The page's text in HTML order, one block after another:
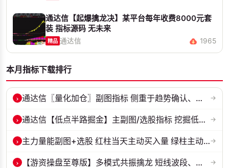
通达信【起爆擒龙决】某平台每年收费8000元套
装 指标源码 无未来
精品 通达信 1965
本月指标下载排行
› 通达信〖量化加仓〗副图指标 侧重于趋势确认、量能配合与高低位反转信号... →
› 通达信【低点半路掘金】主副图/选股指标 挖掘低吸 半路下跌低吸思路 源... →
› 主力量能副图+选股 红柱当天主动买入量 绿柱主动卖出量→
› 【游资操盘至尊版】多模式共振擒龙 短线波段、低位抄底、游资启动行情量... →